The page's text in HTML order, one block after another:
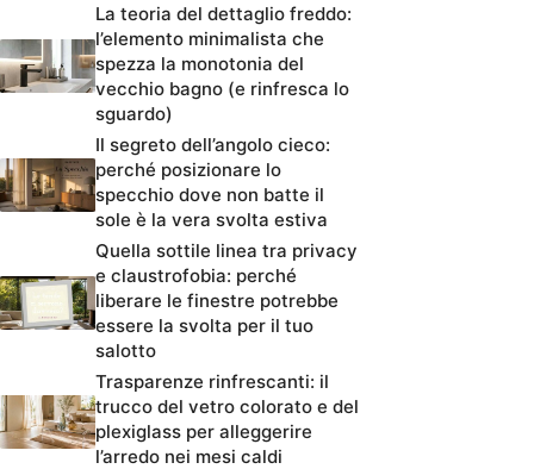
La teoria del dettaglio freddo:
l’elemento minimalista che
spezza la monotonia del
vecchio bagno (e rinfresca lo
sguardo)
Il segreto dell’angolo cieco:
perché posizionare lo
specchio dove non batte il
sole è la vera svolta estiva
Quella sottile linea tra privacy
e claustrofobia: perché
liberare le finestre potrebbe
essere la svolta per il tuo
salotto
Trasparenze rinfrescanti: il
trucco del vetro colorato e del
plexiglass per alleggerire
l’arredo nei mesi caldi